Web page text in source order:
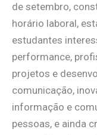
de setembro,
horário laboral,
estudantes
performance,
projetos e
comunicação,
informação e
pessoas, e ainda